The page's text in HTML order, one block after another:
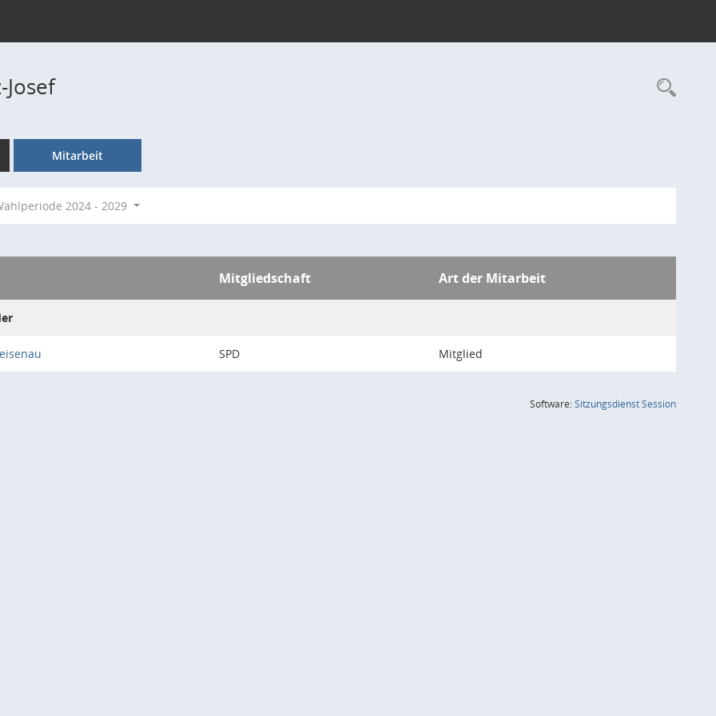
Josef
Mitarbeit
2024 - 2029
Mitgliedschaft Art der Mitarbeit
SPD Mitglied
Software:SitzungsdienstSession(Wird in